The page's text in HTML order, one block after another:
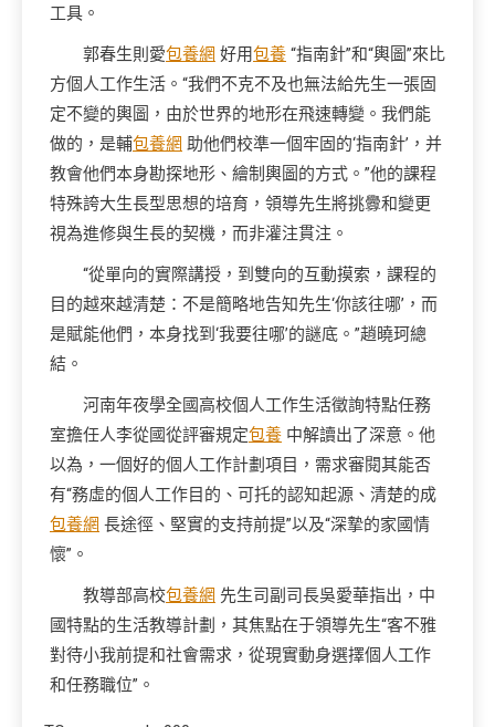
工具。
郭春生則愛包養網 好用包養 “指南針”和“輿圖”來比
方個人工作生活。“我們不克不及也無法給先生一張固
定不變的輿圖，由於世界的地形在飛速轉變。我們能
做的，是輔包養網 助他們校準一個牢固的‘指南針’，并
教會他們本身勘探地形、繪制輿圖的方式。”他的課程
特殊誇大生長型思想的培育，領導先生將挑釁和變更
視為進修與生長的契機，而非灌注貫注。
“從單向的實際講授，到雙向的互動摸索，課程的
目的越來越清楚：不是簡略地告知先生‘你該往哪’，而
是賦能他們，本身找到‘我要往哪’的謎底。”趙曉珂總
結。
河南年夜學全國高校個人工作生活徵詢特點任務
室擔任人李從國從評審規定包養 中解讀出了深意。他
以為，一個好的個人工作計劃項目，需求審閱其能否
有“務虛的個人工作目的、可托的認知起源、清楚的成
包養網 長途徑、堅實的支持前提”以及“深摯的家國情
懷”。
教導部高校包養網 先生司副司長吳愛華指出，中
國特點的生活教導計劃，其焦點在于領導先生“客不雅
對待小我前提和社會需求，從現實動身選擇個人工作
和任務職位”。